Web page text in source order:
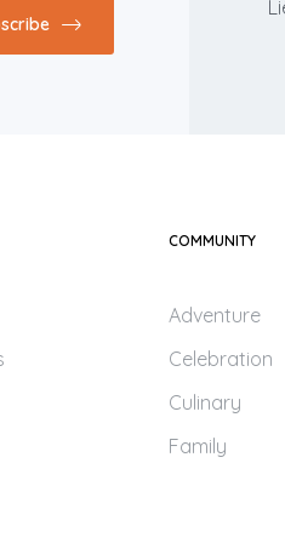
COMMUNITY
Adventure
Celebration
Culinary
Family